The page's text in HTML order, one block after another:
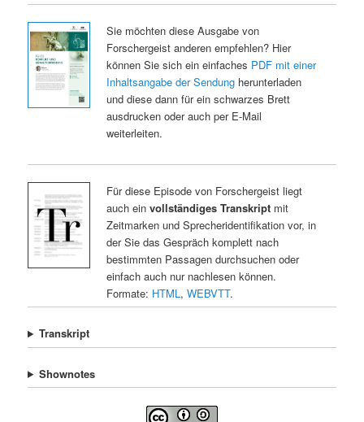
Sie möchten diese Ausgabe von
Forschergeist anderen empfehlen? Hier
können Sie sich ein einfaches PDF mit einer
Inhaltsangabe der Sendungherunterladen
und diese dann für ein schwarzes Brett
ausdrucken oder auch per E-Mail
weiterleiten.
Für diese Episode von Forschergeist liegt
auch ein vollständiges Transkriptmit
Zeitmarken und Sprecheridentifikation vor, in
der Sie das Gespräch komplett nach
bestimmten Passagen durchsuchen oder
einfach auch nur nachlesen können.
Formate: HTML , WEBVTT.
Transkript
Shownotes